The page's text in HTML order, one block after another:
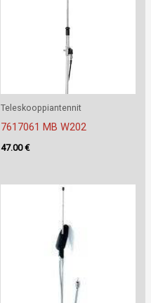
Teleskooppiantennit
7617061 MB W202
47.00€